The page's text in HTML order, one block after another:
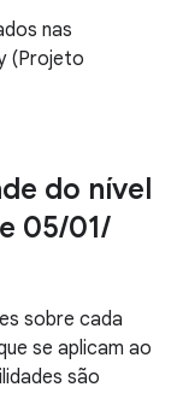
nas
(Projeto
do nível
05/01/
sobre cada
se aplicam ao
são